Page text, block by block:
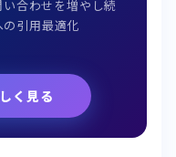
合わせを増やし続
引用最適化
く見る